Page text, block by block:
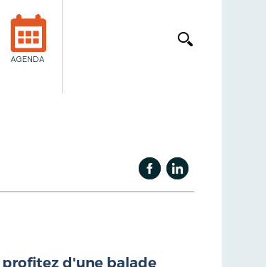
AGENDA
profitez d'une balade